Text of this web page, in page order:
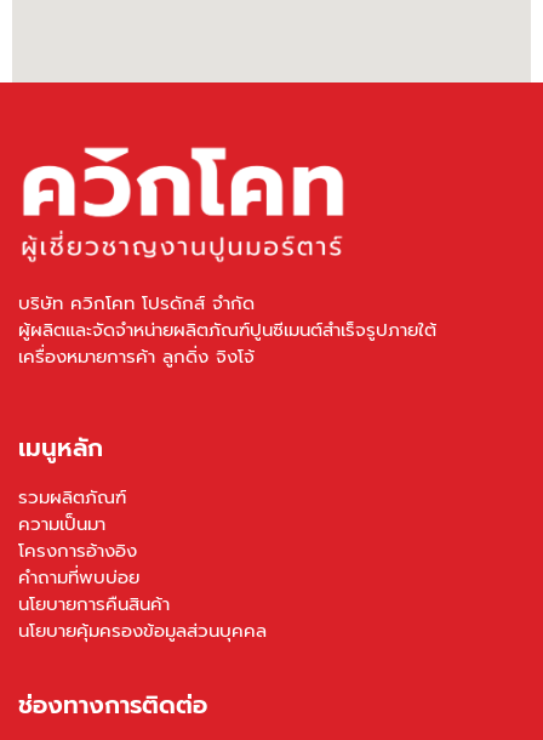
บริษัท ควิกโคท โปรดักส์ จำกัด
ผู้ผลิตและจัดจำหน่ายผลิตภัณฑ์ปูนซีเมนต์สำเร็จรูปภายใต้
เครื่องหมายการค้า ลูกดิ่ง จิงโจ้
เมนูหลัก
รวมผลิตภัณฑ์
ความเป็นมา
โครงการอ้างอิง
คำถามที่พบบ่อย
นโยบายการคืนสินค้า
นโยบายคุ้มครองข้อมูลส่วนบุคคล
ช่องทางการติดต่อ